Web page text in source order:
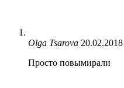
Olga Tsarova
Просто повымирали